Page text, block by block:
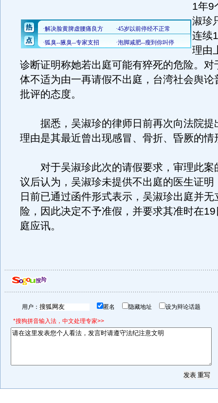
1年9
淑珍
连续
理由
诊断证明称她若出庭可能有猝死的危险。对
体不适为由一再请假不出庭，台湾社会舆论
批评的态度。
据悉，吴淑珍的律师日前再次向法院提
理由是其最近曾出现感冒、骨折、昏厥的情
对于吴淑珍此次的请假要求，审理此案
议后认为，吴淑珍未提供不出庭的医生证明
日前已通过函件形式表示，吴淑珍出庭并无
险，因此决定不予准假，并要求其准时在
庭应讯。
用户： 匿名 隐藏地址 设为辩论话题
*搜狗拼音输入法，中文处理专家>>